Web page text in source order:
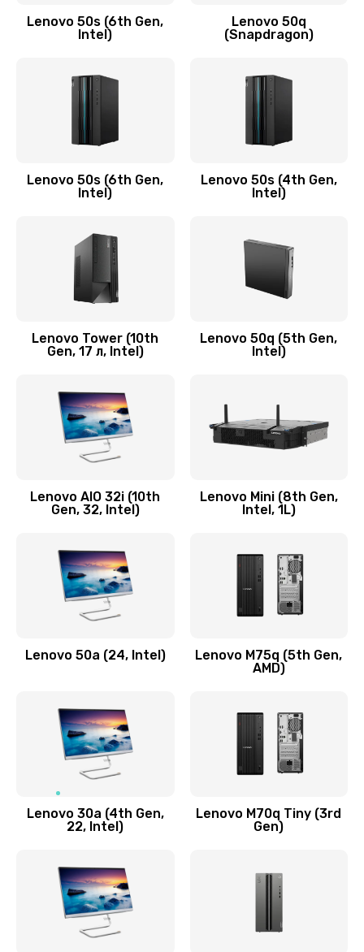
Заказать
Замена модуля HDMI
590 руб.
Замена задней крышки устройства
Замена микросхемы (звук, контроллер,
процессор)
Замена кнопки включения/выключения
Заказать
600 руб.
Чистка от пыли или влаги
Ремонт элементов корпуса
Lenovo 50s (6th Gen,
Intel)
Lenovo 50q
(Snapdragon)
Lenovo 50s (6th Gen,
Intel)
Lenovo 50s (4th Gen,
Intel)
Lenovo Tower (10th
Gen, 17 л, Intel)
Lenovo 50q (5th Gen,
Intel)
Lenovo AIO 32i (10th
Gen, 32, Intel)
Lenovo Mini (8th Gen,
Intel, 1L)
Lenovo 50a (24, Intel)
Lenovo M75q (5th Gen,
AMD)
Lenovo 30a (4th Gen,
22, Intel)
Lenovo M70q Tiny (3rd
Gen)